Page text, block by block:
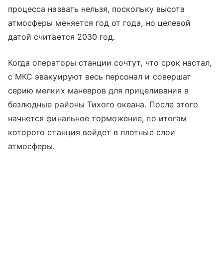
процесса назвать нельзя, поскольку высота
атмосферы меняется год от года, но целевой
датой считается 2030 год.
Когда операторы станции сочтут, что срок настал,
с МКС эвакуируют весь персонал и совершат
серию мелких маневров для прицеливания в
безлюдные районы Тихого океана. После этого
начнется финальное торможение, по итогам
которого станция войдет в плотные слои
атмосферы.